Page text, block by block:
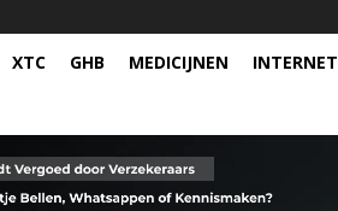
XTC GHB MEDICIJNEN INTERNET